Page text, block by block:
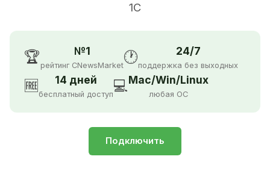
1С
🏆 №1
рейтинг CNewsMarket🕐 24/7
поддержка без выходных
🆓 14 дней
бесплатный доступ💻Mac/Win/Linux
любая ОС
Подключить